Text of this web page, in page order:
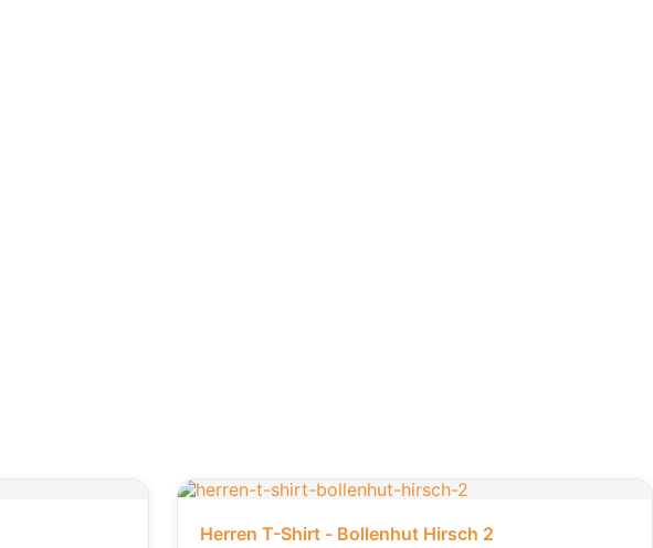
Herren T-Shirt - Bollenhut Hirsch 2